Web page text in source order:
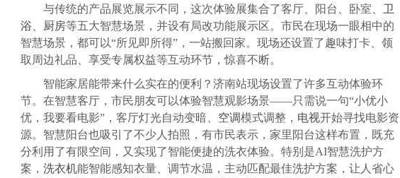
与传统的产品展览展示不同，这次体验展集合了客厅、阳台、卧室、 卫
浴
厨房等五大智慧场景，并设有局改功能展示区。市民在现场一眼相中的
智慧场景，都可以“所见即所得”，一站搬回家。现场还设置了趣味打卡、领
取周边礼品、享受专属权益等互动环节，惊喜不断。
智能家居能带来什么实在的便利？济南站现场设置了许多互动体验环
节。在智慧客厅，市民朋友可以体验智慧观影场景——只需说一句“小优小
优，我要看电影”，客厅灯光自动变暗、 空调模式调整， 电视开始寻找电影资
源。智慧阳台也吸引了不少人拍照，有市民表示，家里阳台这样布置，既充
分利用了有限空间，又实现了智能便捷的洗衣体验。特别是AI智慧洗护方
案， 洗衣机能智能感知衣量、调节水温，主动匹配最佳洗护方案，让人省心